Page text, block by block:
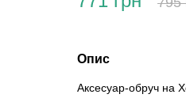
Опис
Аксесуар-обруч на